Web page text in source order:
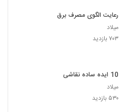
رعایت الگوی مصرف برق
میلاد
۷۰۳ بازدید
10 ایده ساده نقاشی
میلاد
۵۳۰ بازدید